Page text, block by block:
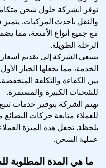
توفر الشركة حلول شحن
والنقل بأحدث المركبات. يتميز
مع جميع أنواع الأمتعة، مما
الرحلة الطويلة.
تسعى الشركة إلى تقديم
الخدمة، مما يجعلها الخيار
بين الكفاءة والتكلفة
للشحنات الكبيرة والمستمرة.
تهتم الشركة بتوفير خدمات
للعملاء متابعة حركات
بلحظة. تجعل هذه الميزة
عملية الشحن.
ما هي المدة المطلوبة